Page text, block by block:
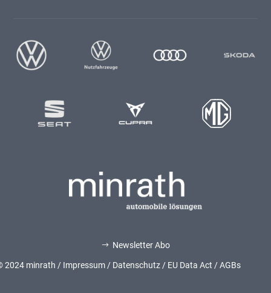
$ Newsletter Abo
2024 minrath / Impressum/ Datenschutz/ EU Data Act /AGBs